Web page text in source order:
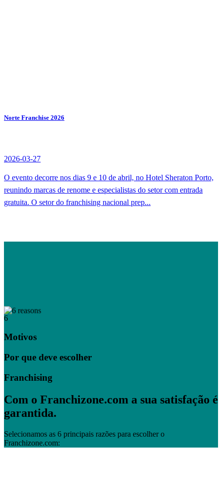
Norte Franchise 2026
2026-03-27
O evento decorre nos dias 9 e 10 de abril, no Hotel Sheraton Porto,
reunindo marcas de renome e especialistas do setor com entrada
gratuita. O setor do franchising nacional prep...
6
Motivos
Por que deve escolher
Franchising
Com o Franchizone.com a sua satisfação é
garantida.
Selecionamos as 6 principais razões para escolher o
Franchizone.com: